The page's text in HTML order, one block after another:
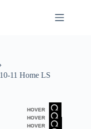
11 Home LS
HOVER
HOVER
HOVER